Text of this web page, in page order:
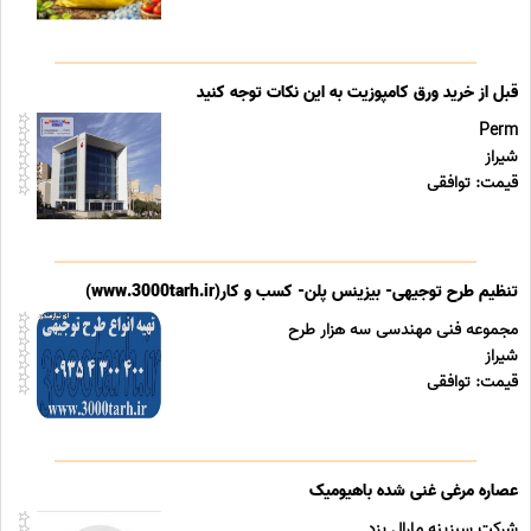
قبل از خرید ورق کامپوزیت به این نکات توجه کنید
Perm
شیراز
قیمت: توافقی
تنظیم طرح توجیهی- بیزینس پلن- کسب و کار(www.3000tarh.ir)
مجموعه فنی مهندسی سه هزار طرح
شیراز
قیمت: توافقی
عصاره مرغی غنی شده باهیومیک